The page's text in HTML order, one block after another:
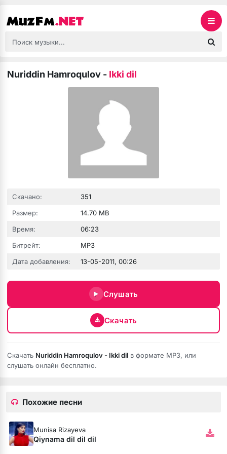
ни била
душа
Nuriddin Hamroqulov - Ikki dil
Скачано:
351
Размер:
14.70 MB
Время:
06:23
Битрейт:
MP3
Дата добавления:
13-05-2011, 00:26
Слушать
Скачать
Скачать Nuriddin Hamroqulov - Ikki dil в формате MP3, или
слушать онлайн бесплатно.
Похожие песни
Munisa Rizayeva
Qiynama dil dil dil